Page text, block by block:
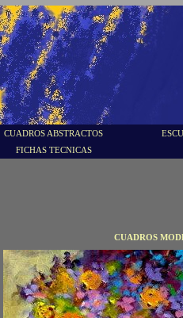
CUADROS ABSTRACTOS
FICHAS TECNICAS
CUADROS